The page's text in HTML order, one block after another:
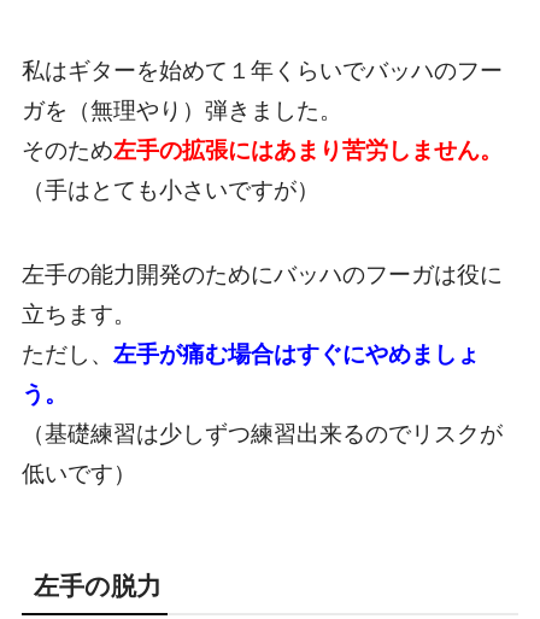
私はギターを始めて１年くらいでバッハのフー
ガを（無理やり）弾きました。
そのため左手の拡張にはあまり苦労しません。
（手はとても小さいですが）
左手の能力開発のためにバッハのフーガは役に
立ちます。
ただし、 左手が痛む場合はすぐにやめましょ
う。
（基礎練習は少しずつ練習出来るのでリスクが
低いです）
左手の脱力